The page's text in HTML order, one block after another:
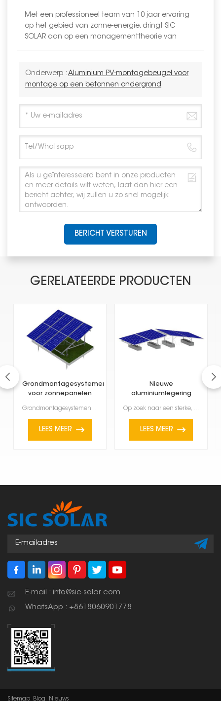
Met een professioneel team van 10 jaar ervaring
op het gebied van zonne-energie, dringt SIC
SOLAR aan op een managementtheorie van
Onderwerp : Aluminium PV-montagebeugel voor
montage op een betonnen ondergrond
BERICHT VERSTUREN
GERELATEERDE PRODUCTEN
Grondmontagesystemen
voor zonnepanelen
Grondmontagesystemen voor zonnepanelen van het N-type zijn een zeer sterke en efficiënte manier om g...
LEES MEER
Nieuwe
aluminiumlegering
Op zoek naar een sterke, duurzame en milieuvriendelijke manier om je zonnepanelen te plaatsen? Ons n...
LEES MEER
E-mail : info@sic-solar.com
WhatsApp : +8618060901778
Sitemap Blog Nieuws